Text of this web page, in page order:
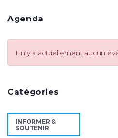
Agenda
Il n’y a actuellement aucun
Catégories
INFORMER &
SOUTENIR